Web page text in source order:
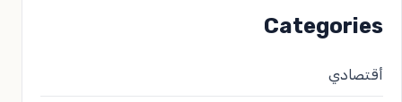
Categories
أقتصادي